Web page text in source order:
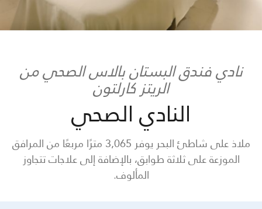
نادي فندق البستان بالاس الصحي من
الريتز كارلتون
النادي الصحي
ملاذ على شاطئ البحر يوفر 3,065 مترًا مربعًا من المرافق
الموزعة على ثلاثة طوابق، بالإضافة إلى علاجات تتجاوز
المألوف.